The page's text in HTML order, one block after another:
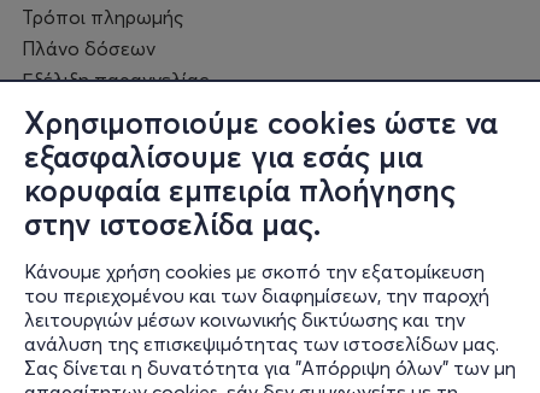
Χρησιμοποιούμε cookies ώστε να
εξασφαλίσουμε για εσάς μια
κορυφαία εμπειρία πλοήγησης
στην ιστοσελίδα μας.
Κάνουμε χρήση cookies με σκοπό την εξατομίκευση
του περιεχομένου και των διαφημίσεων, την παροχή
λειτουργιών μέσων κοινωνικής δικτύωσης και την
ανάλυση της επισκεψιμότητας των ιστοσελίδων μας.
Σας δίνεται η δυνατότητα για "Απόρριψη όλων" των μη
Τρόποι πληρωμής
Πλάνο δόσεων
Εξέλιξη παραγγελίας
Πορεία επισκευής
Συχνές ερωτήσεις και
επικοινωνία
Ο online κόσμος μας
Public GR
Public CY
Publicbusiness.gr
Public + home